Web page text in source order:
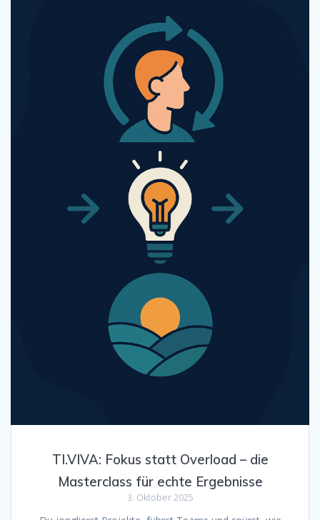
TI.VIVA: Fokus statt Overload – die
Masterclass für echte Ergebnisse
3. Oktober 2025